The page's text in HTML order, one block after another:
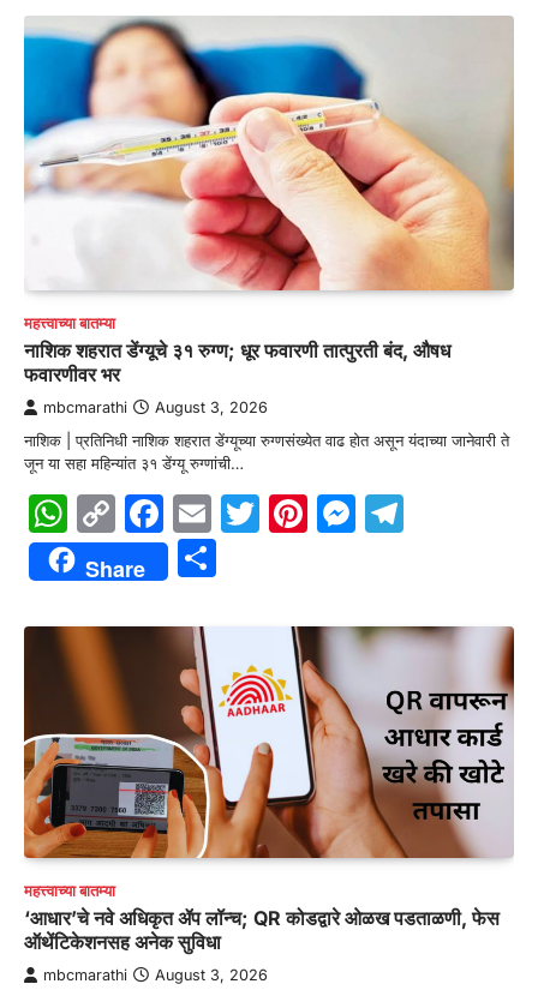
महत्त्वाच्या बातम्या
नाशिक शहरात डेंग्यूचे ३१ रुग्ण; धूर फवारणी तात्पुरती बंद, औषध
फवारणीवर भर
mbcmarathi August 3, 2026
नाशिक | प्रतिनिधी नाशिक शहरात डेंग्यूच्या रुग्णसंख्येत वाढ होत असून यंदाच्या जानेवारी ते
जून या सहा महिन्यांत ३१ डेंग्यू रुग्णांची…
WhatsApp
Copy
Link
Facebook
EmailTwitter
Pinterest
Share
महत्त्वाच्या बातम्या
‘आधार’चे नवे अधिकृत ॲप लॉन्च; QR कोडद्वारे ओळख पडताळणी, फेस
ऑथेंटिकेशनसह अनेक सुविधा
mbcmarathi August 3, 2026